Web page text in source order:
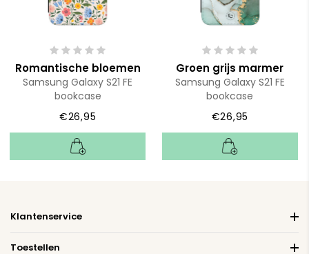
Romantische bloemen
Samsung Galaxy S21 FE
bookcase
€26,95
Groen grijs marmer
Samsung Galaxy S21 FE
bookcase
€26,95
Klantenservice
Toestellen